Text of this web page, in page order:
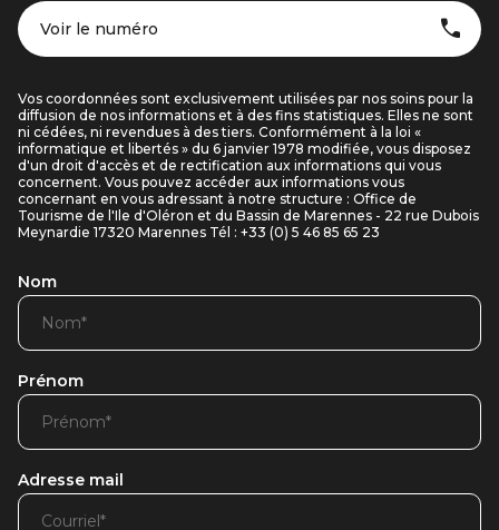
Voir le numéro
Vos coordonnées sont exclusivement utilisées par nos soins pour la
diffusion de nos informations et à des fins statistiques. Elles ne sont
ni cédées, ni revendues à des tiers. Conformément à la loi «
informatique et libertés » du 6 janvier 1978 modifiée, vous disposez
d'un droit d'accès et de rectification aux informations qui vous
concernent. Vous pouvez accéder aux informations vous
concernant en vous adressant à notre structure : Office de
Tourisme de l'Ile d'Oléron et du Bassin de Marennes - 22 rue Dubois
Meynardie 17320 Marennes Tél : +33 (0) 5 46 85 65 23
Nom
Prénom
Adresse mail